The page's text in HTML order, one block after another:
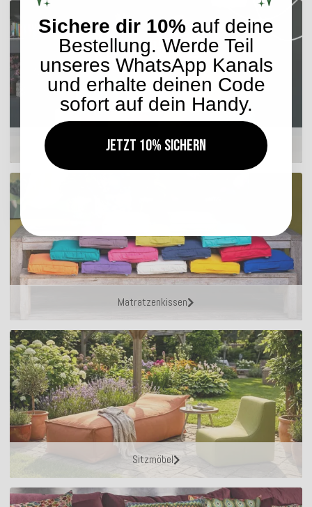
Hocker
Matratzenkissen
Sitzmöbel
Sichere dir 10% auf deine
Bestellung. Werde Teil
unseres WhatsApp Kanals
und erhalte deinen Code
sofort auf dein Handy.
Jetzt 10% sichern